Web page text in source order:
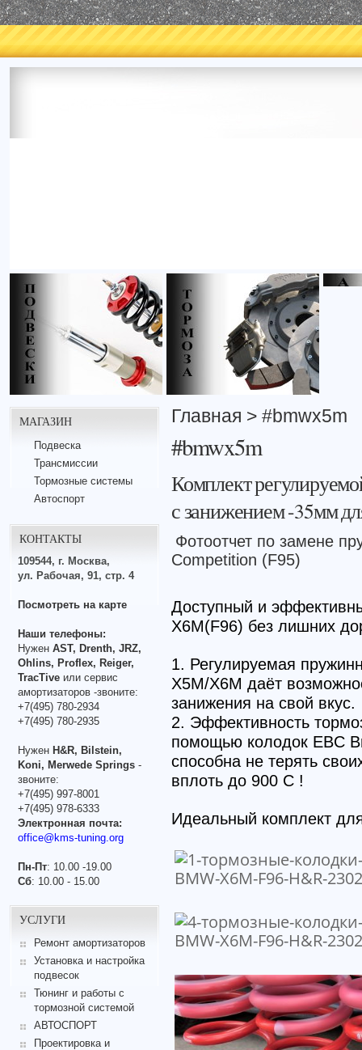
МАГАЗИН
Подвеска
Трансмиссии
Тормозные системы
Автоспорт
КОНТАКТЫ
109544, г. Москва,
ул. Рабочая, 91, стр. 4
Посмотреть на карте
Наши телефоны:
Нужен AST, Drenth, JRZ,
Ohlins, Proflex, Reiger,
TracTive или сервис
амортизаторов -звоните:
+7(495) 780-2934
+7(495) 780-2935
Нужен H&R, Bilstein,
Koni, Merwede Springs -
звоните:
+7(495) 997-8001
+7(495) 978-6333
Электронная почта:
office@kms-tuning.org
Пн-Пт: 10.00 -19.00
Сб: 10.00 - 15.00
УСЛУГИ
Ремонт амортизаторов
Установка и настройка
подвесок
Тюнинг и работы с
тормозной системой
АВТОСПОРТ
Проектировка и
Главная > #bmwx5m
#bmwx5m
Комплект
с занижением -35мм
Фотоотчет по замене
Competition (F95)
Доступный и
X6M(F96) без лишних
1. Регулируемая
X5M/X6M даёт
занижения на свой вкус.
2. Эффективность
помощью колодок EBC
способна не терять
вплоть до 900 С !
Идеальный комплект